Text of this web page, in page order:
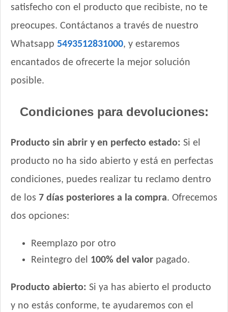
Sieger Perro Adulto Reducido en Calorías
Smart Pet Criadores Perro Adulto
Supereco Perro Adulto
Tiernitos Selection Carne
Top Nutrition Perro Adulto Raza Grande
Top Nutrition Perro Adulto Raza Pequeña
Top Nutrition Perro Vet Care Piel Sensible
Total Balance Ultra Pro Perros Adultos
Total Khan Adulto de Raza Pequeña
Upper Crock Perro Adulto
Upper Crock Perro Adulto Criadores
Upper Crock Perro de Raza Pequeña
Vagoneta Mix Perro Adulto
Valiant Criadores Perro Adulto
satisfecho con el producto que recibiste, no te
preocupes. Contáctanos a través de nuestro
Whatsapp 5493512831000, y estaremos
encantados de ofrecerte la mejor solución
posible.
Condiciones para devoluciones:
Producto sin abrir y en perfecto estado: Si el
producto no ha sido abierto y está en perfectas
condiciones, puedes realizar tu reclamo dentro
de los 7 días posteriores a la compra. Ofrecemos
dos opciones:
Reemplazo por otro
Reintegro del 100% del valor pagado.
Producto abierto: Si ya has abierto el producto
y no estás conforme, te ayudaremos con el